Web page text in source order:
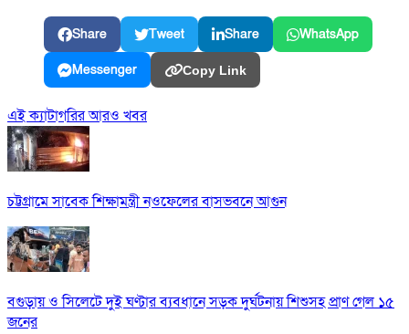
Share Tweet Share WhatsApp
Messenger Copy Link
এই ক্যাটাগরির আরও খবর
চট্টগ্রামে সাবেক শিক্ষামন্ত্রী নওফেলের বাসভবনে আগুন
বগুড়ায় ও সিলেটে দুই ঘণ্টার ব্যবধানে সড়ক দুর্ঘটনায় শিশুসহ প্রাণ গেল ১৫
জনের